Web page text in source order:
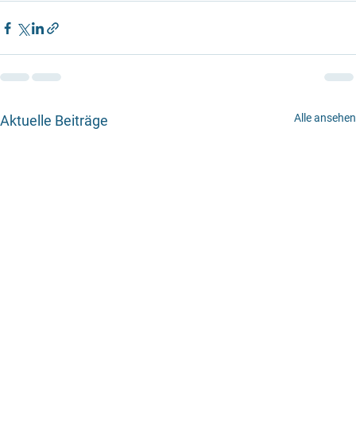
Aktuelle Beiträge Alle ansehen